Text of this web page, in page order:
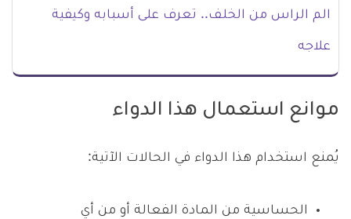
الم الراس من الخلف.. تعرف على أسبابه وكيفية
علاجه
موانع استعمال هذا الدواء
يُمنع استخدام هذا الدواء في الحالات الآتية:
الحساسية من المادة الفعالة أو من أي